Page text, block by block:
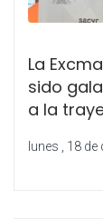
La
sido
a la
lunes , 18